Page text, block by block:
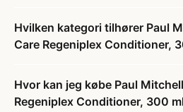
Hvilken kategori tilhører Paul
Care Regeniplex Conditioner,
Hvor kan jeg købe Paul
Regeniplex Conditioner, 300